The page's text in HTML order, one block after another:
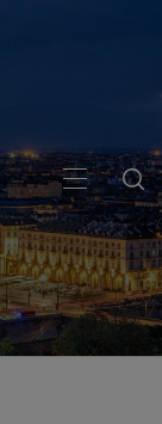
PRIMARY
MENU